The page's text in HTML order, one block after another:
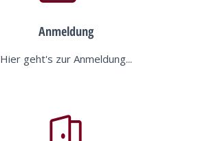
Anmeldung
Hier geht's zur Anmeldung...